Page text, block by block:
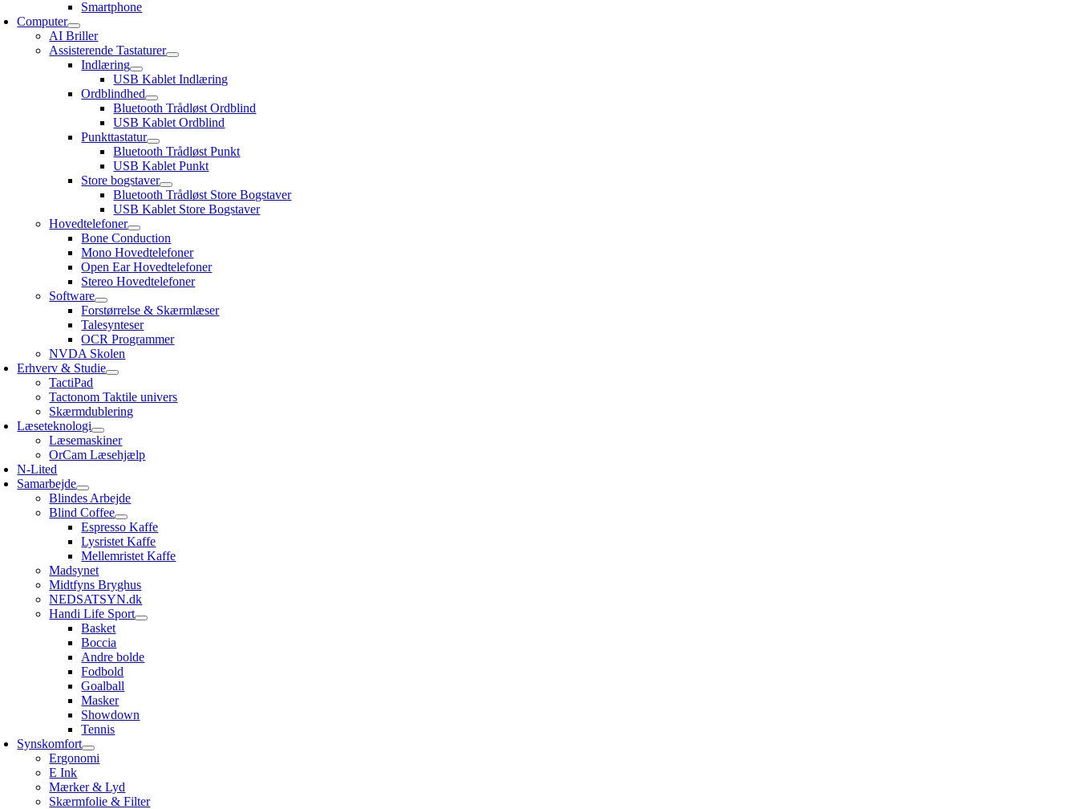
Smartphone
Computer
AI Briller
Assisterende Tastaturer
Indlæring
USB Kablet Indlæring
Ordblindhed
Bluetooth Trådløst Ordblind
USB Kablet Ordblind
Punkttastatur
Bluetooth Trådløst Punkt
USB Kablet Punkt
Store bogstaver
Bluetooth Trådløst Store Bogstaver
USB Kablet Store Bogstaver
Hovedtelefoner
Bone Conduction
Mono Hovedtelefoner
Open Ear Hovedtelefoner
Stereo Hovedtelefoner
Software
Forstørrelse & Skærmlæser
Talesynteser
OCR Programmer
NVDA Skolen
Erhverv & Studie
TactiPad
Tactonom Taktile univers
Skærmdublering
Læseteknologi
Læsemaskiner
OrCam Læsehjælp
N-Lited
Samarbejde
Blindes Arbejde
Blind Coffee
Espresso Kaffe
Lysristet Kaffe
Mellemristet Kaffe
Madsynet
Midtfyns Bryghus
NEDSATSYN.dk
Handi Life Sport
Basket
Boccia
Andre bolde
Fodbold
Goalball
Masker
Showdown
Tennis
Synskomfort
Ergonomi
E Ink
Mærker & Lyd
Skærmfolie & Filter